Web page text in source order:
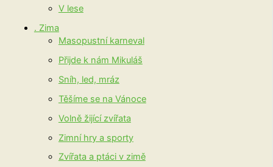
V lese
. Zima
Masopustní karneval
Přijde k nám Mikuláš
Sníh, led, mráz
Těšíme se na Vánoce
Volně žijící zvířata
Zimní hry a sporty
Zvířata a ptáci v zimě